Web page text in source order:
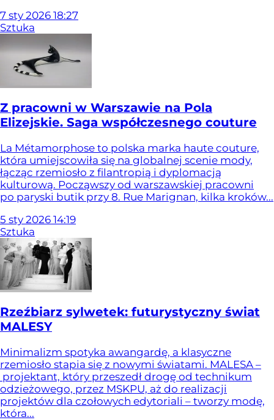
7 sty 2026 18:27
Sztuka
Z pracowni w Warszawie na Pola
Elizejskie. Saga współczesnego couture
La Métamorphose to polska marka haute couture,
która umiejscowiła się na globalnej scenie mody,
łącząc rzemiosło z filantropią i dyplomacją
kulturową. Począwszy od warszawskiej pracowni
po paryski butik przy 8. Rue Marignan, kilka kroków...
5 sty 2026 14:19
Sztuka
Rzeźbiarz sylwetek: futurystyczny świat
MALESY
Minimalizm spotyka awangardę, a klasyczne
rzemiosło stapia się z nowymi światami. MALESA –
projektant, który przeszedł drogę od technikum
odzieżowego, przez MSKPU, aż do realizacji
projektów dla czołowych edytoriali – tworzy modę,
która...